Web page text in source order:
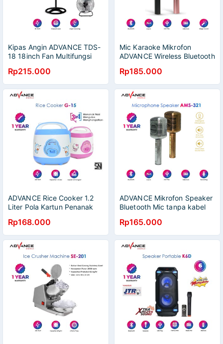
Kipas Angin ADVANCE TDS-
18 18inch Fan Multifungsi
Advance 1 Tahun
Rp215.000
Mic Karaoke Mikrofon
ADVANCE Wireless Bluetooth
Rp185.000
ADVANCE Rice Cooker 1.2
Liter Pola Kartun Penanak
HelloKitty Doraemon G15
Rp168.000
ADVANCE Mikrofon Speaker
Bluetooth Mic tanpa kabel
Rp165.000